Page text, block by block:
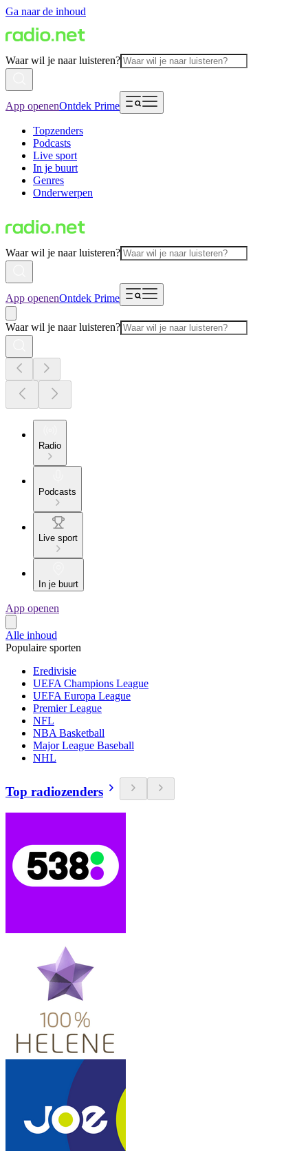
Ga naar de inhoud
Waar wil je naar luisteren?
App openenOntdek Prime
Topzenders
Podcasts
Live sport
In je buurt
Genres
Onderwerpen
Waar wil je naar luisteren?
App openenOntdek Prime
Waar wil je naar luisteren?
Radio
Podcasts
Live sport
In je buurt
App openen
Alle inhoud
Populaire sporten
Eredivisie
UEFA Champions League
UEFA Europa League
Premier League
NFL
NBA Basketball
Major League Baseball
NHL
Top radiozenders